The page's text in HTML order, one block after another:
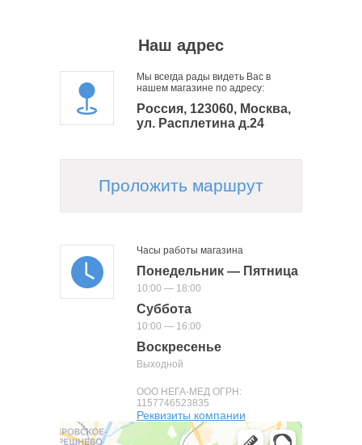
Наш адрес
Мы всегда рады видеть Вас в
нашем магазине по адресу:
Россия, 123060, Москва,
ул. Расплетина д.24
Проложить маршрут
Часы работы магазина
Понедельник — Пятница
10:00 — 18:00
Суббота
10:00 — 16:00
Воскресенье
Выходной
ООО НЕГА-МЕД ОГРН:
1157746523835
Реквизиты компании